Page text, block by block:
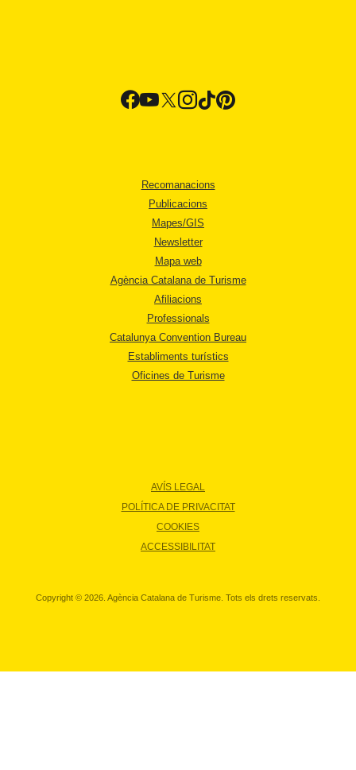
Recomanacions
Publicacions
Mapes/GIS
Newsletter
Mapa web
Agència Catalana de Turisme
Afiliacions
Professionals
Catalunya Convention Bureau
Establiments turístics
Oficines de Turisme
AVÍS LEGAL
POLÍTICA DE PRIVACITAT
COOKIES
ACCESSIBILITAT
Copyright © 2026. Agència Catalana de Turisme. Tots els drets reservats.